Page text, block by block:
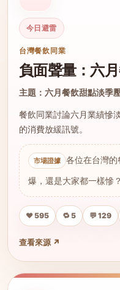
今日避雷
台灣餐飲同業
負面聲量：六
主題：六月餐飲甜點淡季
餐飲同業討論六月業績慘
的消費放緩訊號。
各位在台灣
爆，還是大家都一樣慘？
❤️ 595 🔁 5 💬 129
查看來源 ↗